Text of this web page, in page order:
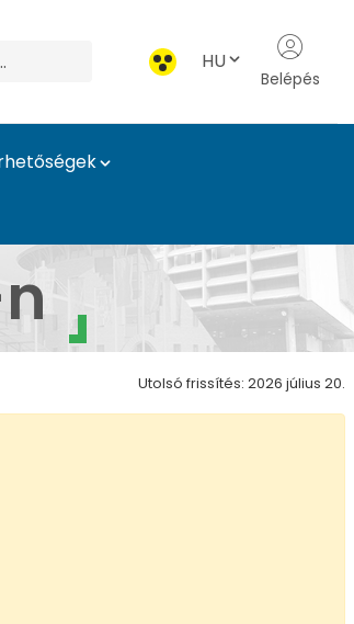
HU
Belépés
Utolsó frissítés: 2026 július 20.